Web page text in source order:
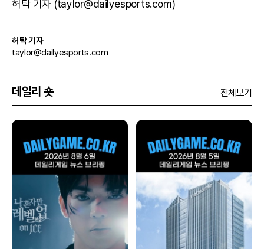
허탁 기자 (taylor@dailyesports.com)
허탁 기자
taylor@dailyesports.com
데일리 숏 전체보기